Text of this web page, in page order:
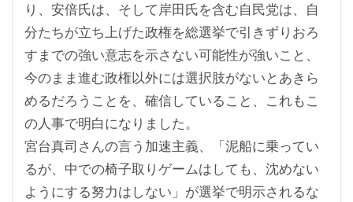
り、安倍氏は、そして岸田氏を含む自民党は、自
分たちが立ち上げた政権を総選挙で引きずりおろ
すまでの強い意志を示さない可能性が強いこと、
今のまま進む政権以外には選択肢がないとあきら
めるだろうことを、確信していること、これもこ
の人事で明白になりました。
宮台真司さんの言う加速主義、「泥船に乗ってい
るが、中での椅子取りゲームはしても、沈めない
ようにする努力はしない」が選挙で明示されるな